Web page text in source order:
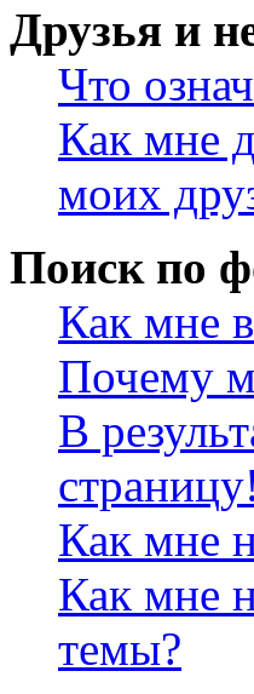
Друзья и
Что
Как мне
моих
Поиск по
Как мне
Почему
В
страницу!
Как мне
Как мне
темы?